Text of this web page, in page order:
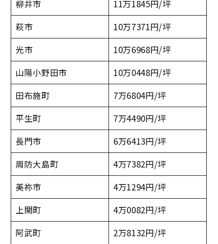
柳井市
11万1845円/坪
萩市
10万7371円/坪
光市
10万6968円/坪
山陽小野田市
10万0448円/坪
田布施町
7万6804円/坪
平生町
7万4490円/坪
長門市
6万6413円/坪
周防大島町
4万7382円/坪
美祢市
4万1294円/坪
上関町
4万0082円/坪
阿武町
2万8132円/坪